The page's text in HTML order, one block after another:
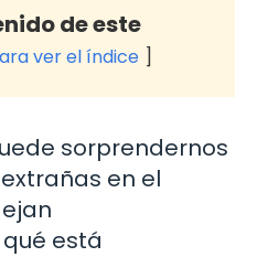
de este
ver el índice
sorprendernos
en el
está